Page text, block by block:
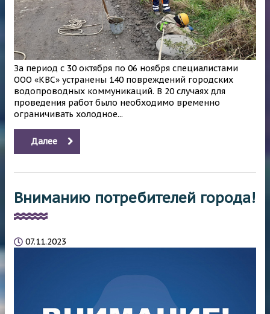
За период с 30 октября по 06 ноября специалистами
ООО «КВС» устранены 140 повреждений городских
водопроводных коммуникаций. В 20 случаях для
проведения работ было необходимо временно
ограничивать холодное...
Далее
Вниманию потребителей города!
07.11.2023